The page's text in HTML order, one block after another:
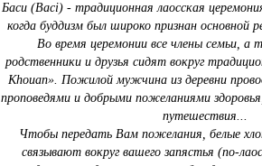
Баси (Baci) - традиционная лаосская
когда буддизм был широко признан основной
Во время церемонии все члены семьи, а
родственники и друзья сидят вокруг
Khouan». Пожилой мужчина из деревни
проповедями и добрыми пожеланиями
путешествия...
Чтобы передать Вам пожелания, белые
связывают вокруг вашего запястья (по-